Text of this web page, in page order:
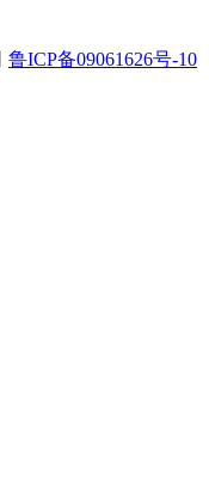
鲁ICP备09061626号-10